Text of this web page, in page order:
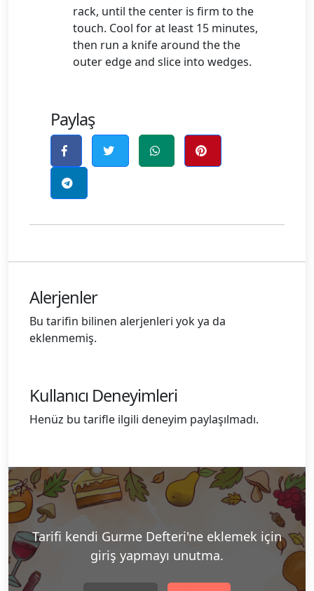
rack, until the center is firm to the
touch. Cool for at least 15 minutes,
then run a knife around the the
outer edge and slice into wedges.
Paylaş
Alerjenler
Bu tarifin bilinen alerjenleri yok ya da
eklenmemiş.
Kullanıcı Deneyimleri
Henüz bu tarifle ilgili deneyim paylaşılmadı.
Tarifi kendi Gurme Defteri'ne eklemek için
giriş yapmayı unutma.